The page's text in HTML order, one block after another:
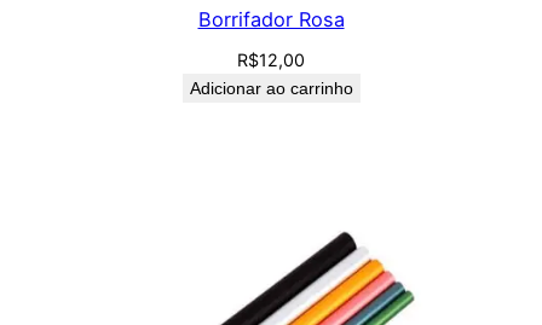
Borrifador Rosa
R$12,00
Adicionar ao carrinho